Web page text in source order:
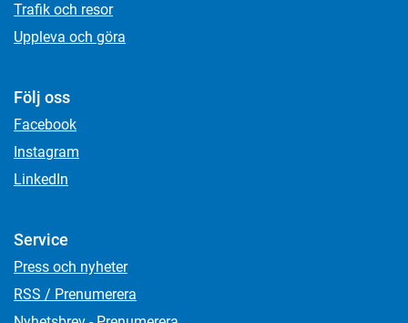
Trafik och resor
Uppleva och göra
Följ oss
Facebook
Instagram
LinkedIn
Service
Press och nyheter
RSS / Prenumerera